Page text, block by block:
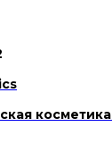
косметика